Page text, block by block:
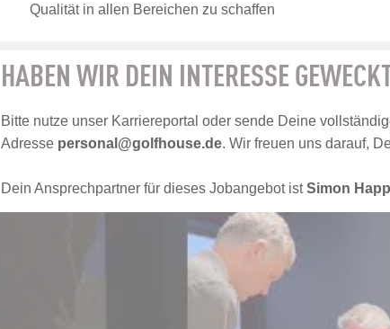
Qualität in allen Bereichen zu schaffen
HABEN WIR DEIN INTERESSE
Bitte nutze unser Karriereportal oder sende Deine
Adresse personal@golfhouse.de. Wir freuen uns darauf,
Dein Ansprechpartner für dieses Jobangebot istSimon